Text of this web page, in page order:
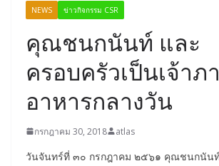
NEWS ข่าวกิจกรรม CSR
คุณชนกนันท์ และ
ครอบครัวเป็นเจ้าภ
อาหารกลางวัน
กรกฎาคม 30, 2018 atlas
วันจันทร์ที่ ๓๐ กรกฎาคม ๒๕๖๑ คุณชนกนัน